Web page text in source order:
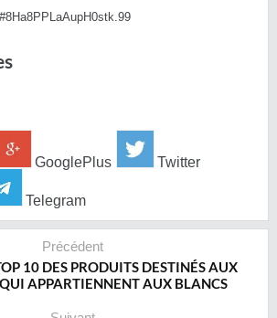
GooglePlus Twitter
Telegram
Précédent
10 DES PRODUITS DESTINÉS AUX
APPARTIENNENT AUX BLANCS